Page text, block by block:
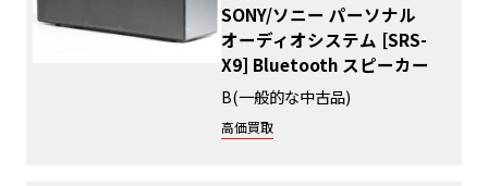
SONY/ソニー パーソナル
オーディオシステム [SRS-
X9] Bluetooth スピーカー
B(一般的な中古品)
高価買取